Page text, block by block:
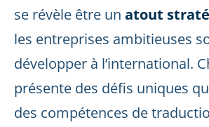
se révèle être un atout
les entreprises ambitieuses
développer à l’international.
présente des défis uniques
des compétences de